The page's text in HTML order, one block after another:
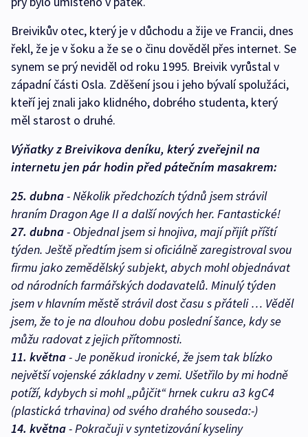
Breivikův otec, který je v důchodu a žije ve Francii, dnes
řekl, že je v šoku a že se o činu dověděl přes internet. Se
synem se prý neviděl od roku 1995. Breivik vyrůstal v
západní části Osla. Zděšení jsou i jeho bývalí spolužáci,
kteří jej znali jako klidného, dobrého studenta, který
měl starost o druhé.
Výňatky z Breivikova deníku, který zveřejnil na
internetu jen pár hodin před pátečním masakrem:
25. dubna- Několik předchozích týdnů jsem strávil
hraním Dragon Age II a další nových her. Fantastické!
27. dubna- Objednal jsem si hnojiva, mají přijít příští
týden. Ještě předtím jsem si oficiálně zaregistroval svou
firmu jako zemědělský subjekt, abych mohl objednávat
od národních farmářských dodavatelů. Minulý týden
jsem v hlavním městě strávil dost času s přáteli … Věděl
jsem, že to je na dlouhou dobu poslední šance, kdy se
můžu radovat z jejich přítomnosti.
11. května- Je poněkud ironické, že jsem tak blízko
největší vojenské základny v zemi. Ušetřilo by mi hodně
potíží, kdybych si mohl „půjčit“ hrnek cukru a3 kgC4
(plastická trhavina) od svého drahého souseda:-)
14. května- Pokračuji v syntetizování kyseliny